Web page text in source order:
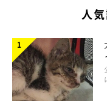
人